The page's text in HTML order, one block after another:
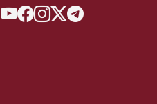
SOCIAL MENU